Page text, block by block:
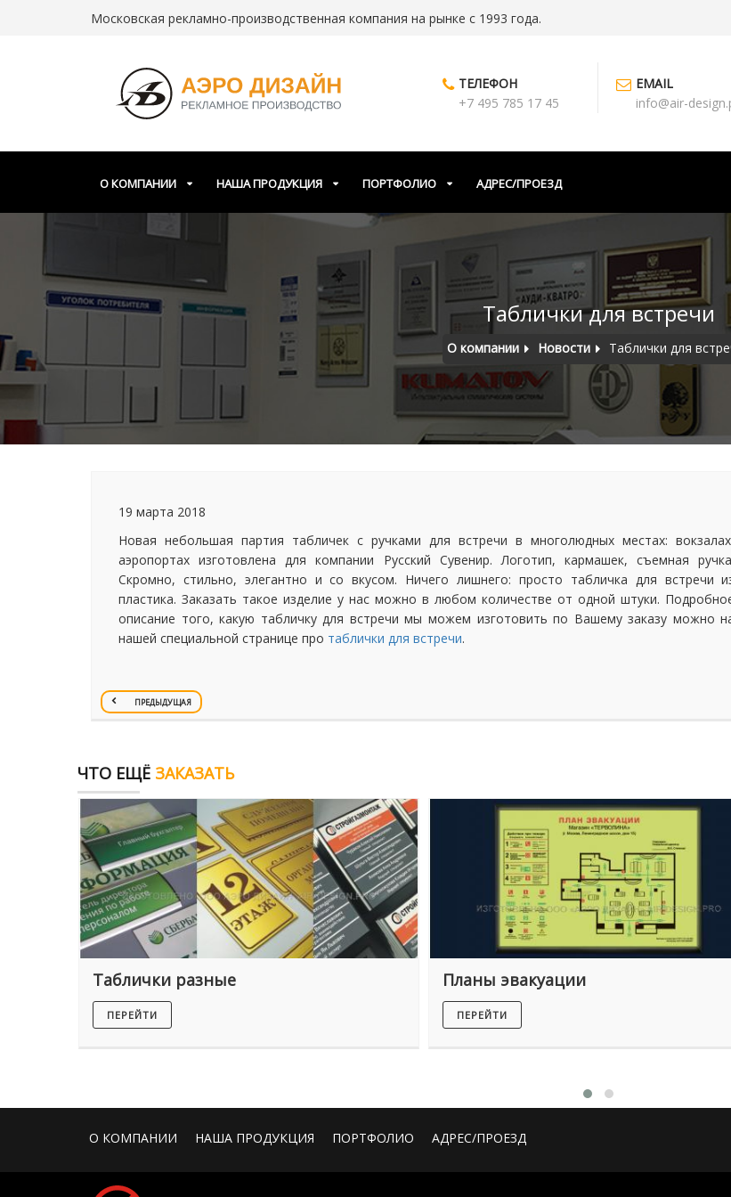
Московская рекламно-производственная компания на рынке с 1993 года.
ТЕЛЕФОН
+7 495 785 17 45
EMAIL
info@air-
О КОМПАНИИ НАША ПРОДУКЦИЯ ПОРТФОЛИО АДРЕС/ПРОЕЗД
Таблички для встречи
О компании Новости Таблички для
19 марта 2018
Новая небольшая партия табличек с ручками для встречи в многолюдных местах:
аэропортах изготовлена для компании Русский Сувенир. Логотип, кармашек, съемная
Скромно, стильно, элегантно и со вкусом. Ничего лишнего: просто табличка для встречи
пластика. Заказать такое изделие у нас можно в любом количестве от одной штуки.
описание того, какую табличку для встречи мы можем изготовить по Вашему заказу можно
нашей специальной странице про таблички для встречи.
ПРЕДЫДУЩАЯ
ЧТО ЕЩЁ ЗАКАЗАТЬ
Таблички разные
ПЕРЕЙТИ
Планы эвакуации
ПЕРЕЙТИ
О КОМПАНИИ НАША ПРОДУКЦИЯ ПОРТФОЛИО АДРЕС/ПРОЕЗД